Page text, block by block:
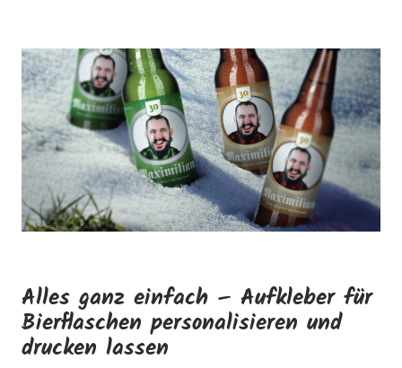
Alles ganz einfach – Aufkleber für
Bierflaschen personalisieren und
drucken lassen